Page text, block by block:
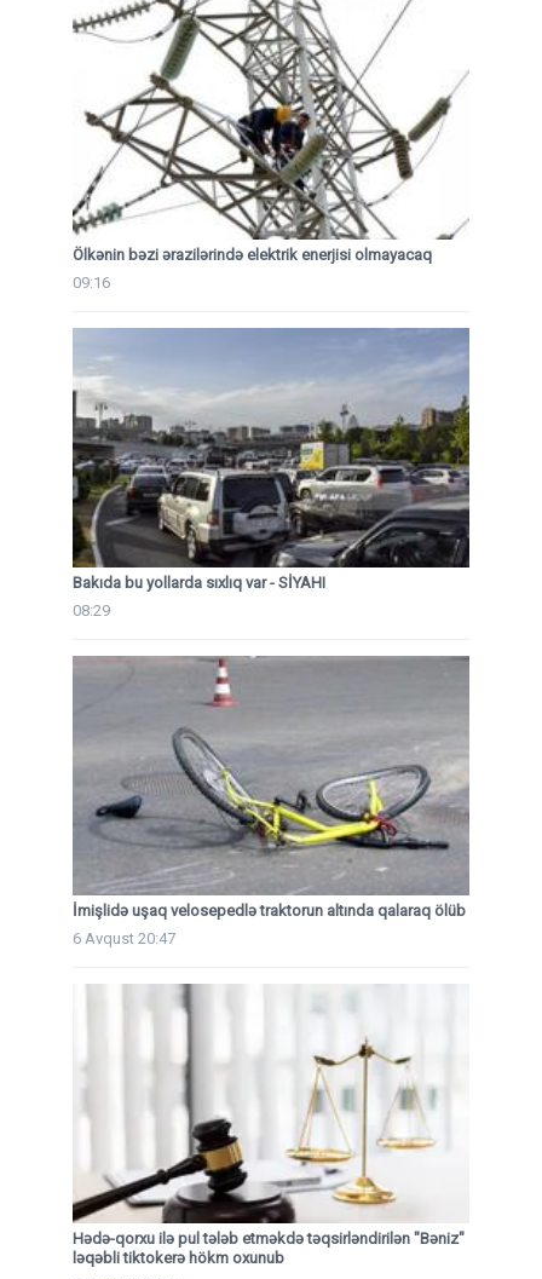
Ölkənin bəzi ərazilərində elektrik enerjisi olmayacaq
09:16
Bakıda bu yollarda sıxlıq var - SİYAHI
08:29
İmişlidə uşaq velosepedlə traktorun altında qalaraq ölüb
6 Avqust 20:47
Hədə-qorxu ilə pul tələb etməkdə təqsirləndirilən "Bəniz"
ləqəbli tiktokerə hökm oxunub